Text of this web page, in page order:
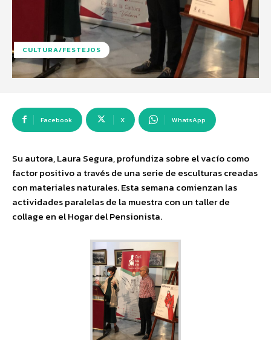
CULTURA/FESTEJOS
Facebook X WhatsApp
Su autora, Laura Segura, profundiza sobre el vacío como
factor positivo a través de una serie de esculturas creadas
con materiales naturales. Esta semana comienzan las
actividades paralelas de la muestra con un taller de
collage en el Hogar del Pensionista.